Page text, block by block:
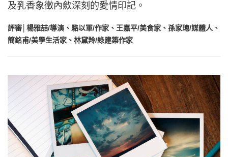
及乳香象徵內斂深刻的愛情印記。
評審│楊雅喆/導演、駱以軍/作家、王嘉平/美食家、孫家璁/媒體人、
簡銘甫/美學生活家、林黛羚/綠建築作家